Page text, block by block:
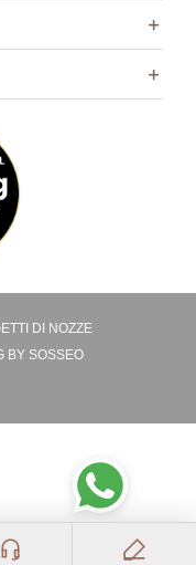
DI NOZZE
BY SOSSEO